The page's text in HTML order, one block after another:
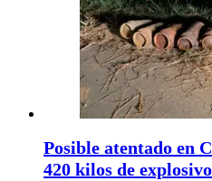
Posible atentado en
420 kilos de